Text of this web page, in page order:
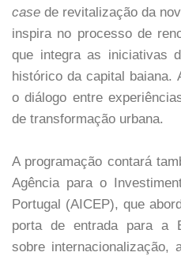
case de revitalização da
inspira no processo de
que integra as iniciativas
histórico da capital baiana.
o diálogo entre
de transformação urbana.
A programação contará
Agência para o
Portugal (AICEP), que
porta de entrada para a
sobre internacionalização,